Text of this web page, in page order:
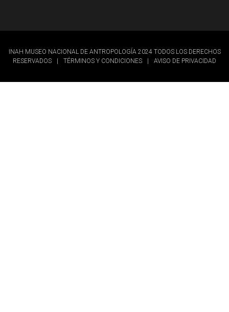
INAH MUSEO NACIONAL DE ANTROPOLOGÍA 2024 TODOS LOS DERECHOS
RESERVADOS
TÉRMINOS Y CONDICIONES AVISO DE PRIVACIDAD